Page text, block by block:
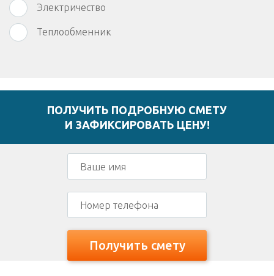
Электричество
Теплообменник
ПОЛУЧИТЬ ПОДРОБНУЮ СМЕТУ
И ЗАФИКСИРОВАТЬ ЦЕНУ!